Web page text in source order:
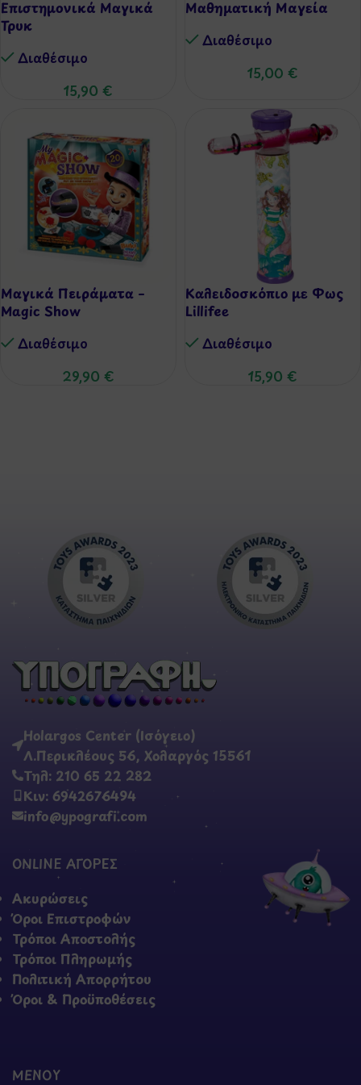
Επιστημονικά Μαγικά
Τρυκ
Διαθέσιμo
15,90 €
Μαθηματική Μαγεία
Διαθέσιμo
15,00 €
Μαγικά Πειράματα –
Magic Show
Διαθέσιμo
29,90 €
Καλειδοσκόπιο με Φως
Lillifee
Διαθέσιμo
15,90 €
Holargos Center (Ισόγειο)
Λ.Περικλέους 56, Χολαργός 15561
Τηλ: 210 65 22 282
Κιν: 6942676494
info@ypografi.com
ONLINE ΑΓΟΡΕΣ
Ακυρώσεις
Όροι Επιστροφών
Τρόποι Αποστολής
Τρόποι Πληρωμής
Πολιτική Απορρήτου
Όροι & Προϋποθέσεις
ΜΕΝΟΥ